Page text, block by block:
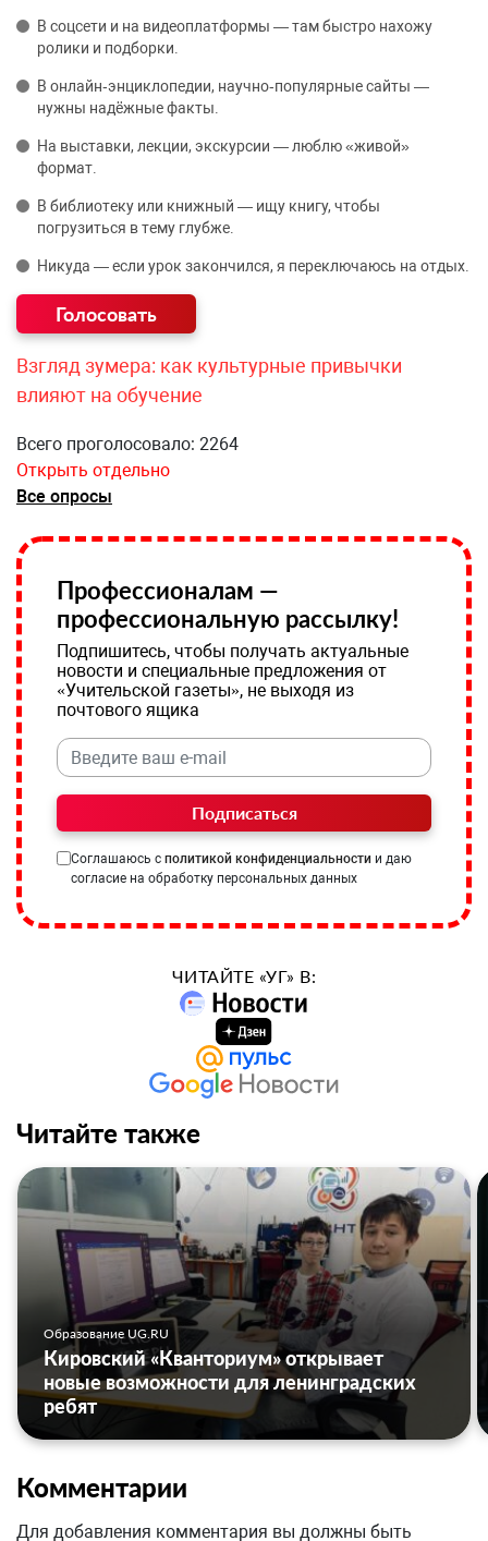
В соцсети и на видеоплатформы — там быстро нахожу
ролики и подборки.
В онлайн‑энциклопедии, научно‑популярные сайты —
нужны надёжные факты.
На выставки, лекции, экскурсии — люблю «живой»
формат.
В библиотеку или книжный — ищу книгу, чтобы
погрузиться в тему глубже.
Никуда — если урок закончился, я переключаюсь на отдых.
Взгляд зумера: как культурные привычки
влияют на обучение
Всего проголосовало: 2264
Открыть отдельно
Все опросы
Профессионалам —
профессиональную рассылку!
Подпишитесь, чтобы получать актуальные
новости и специальные предложения от
«Учительской газеты», не выходя из
почтового ящика
Подписаться
Соглашаюсь с политикой конфиденциальности и даю
согласие на обработку персональных данных
ЧИТАЙТЕ «УГ» В:
Читайте также
Образование UG.RU
Кировский «Кванториум» открывает
новые возможности для ленинградских
ребят
Комментарии
Для добавления комментария вы должны быть